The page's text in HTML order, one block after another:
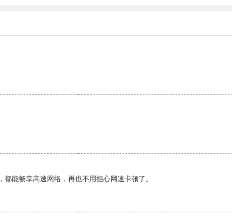
能畅享高速网络，再也不用担心网速卡顿了。